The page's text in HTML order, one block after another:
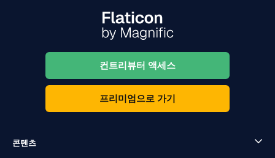
컨트리뷰터 액세스
프리미엄으로 가기
콘텐츠